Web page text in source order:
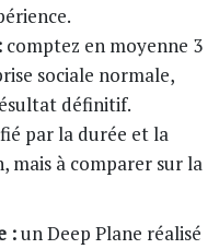
comptez en moyenne 3
sociale normale,
définitif.
par la durée et la
à comparer sur la
:un Deep Plane réalisé